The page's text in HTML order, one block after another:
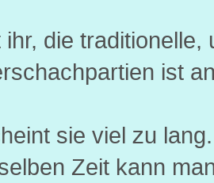
ihr, die
ist
sie viel zu
Zeit kann